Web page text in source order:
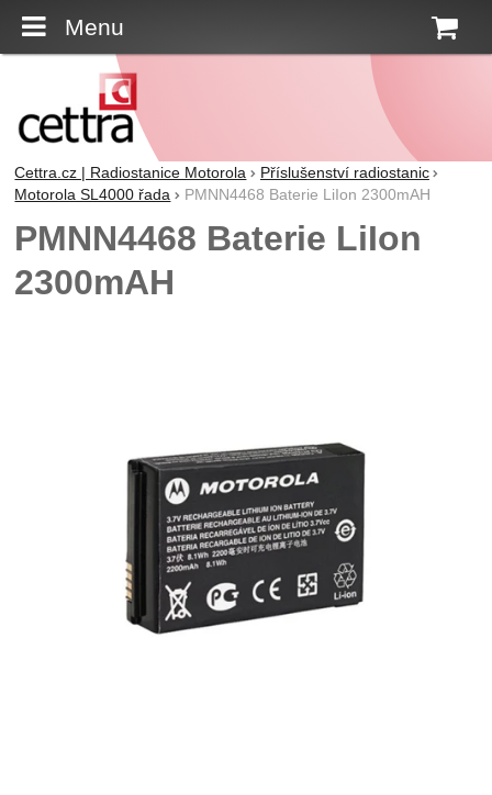
Menu
Cettra.cz | Radiostanice Motorola
Příslušenství radiostanic
Motorola SL4000 řada
PMNN4468 Baterie LiIon 2300mAH
PMNN4468 Baterie LiIon
2300mAH